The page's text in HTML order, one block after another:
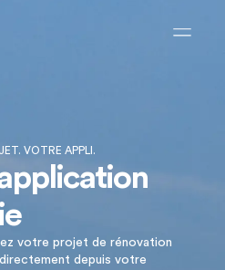
VOTRE APPLI.
votre projet de rénovation
depuis votre